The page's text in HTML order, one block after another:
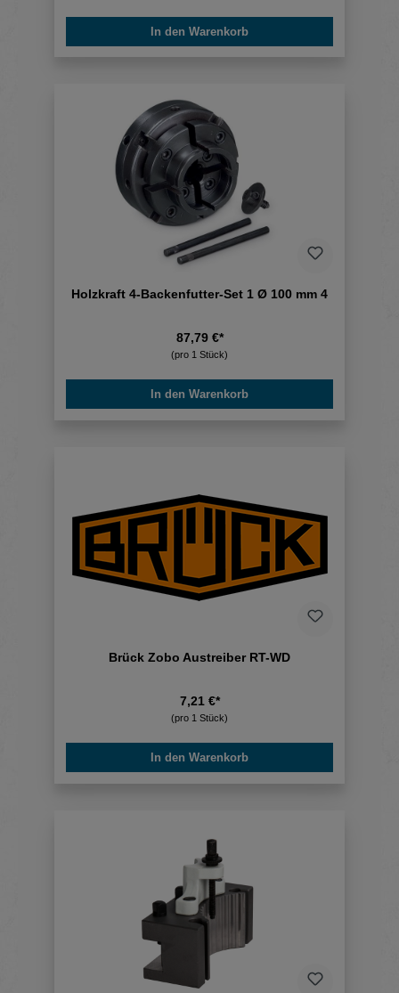
In den Warenkorb
Holzkraft 4-Backenfutter-Set 1 Ø 100 mm 4
87,79 €*
(pro 1 Stück)
In den Warenkorb
Brück Zobo Austreiber RT-WD
7,21 €*
(pro 1 Stück)
In den Warenkorb